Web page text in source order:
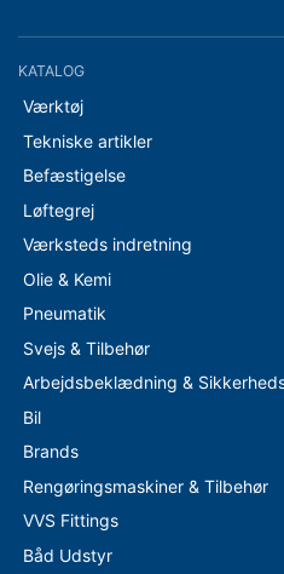
KATALOG
Værktøj
Tekniske artikler
Befæstigelse
Løftegrej
Værksteds indretning
Olie & Kemi
Pneumatik
Svejs & Tilbehør
Arbejdsbeklædning &
Bil
Brands
Rengøringsmaskiner & Tilbehør
VVS Fittings
Båd Udstyr